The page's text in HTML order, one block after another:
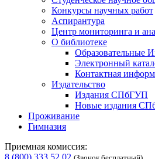
Конкурсы научных работ
Аспирантура
Центр мониторинга и
О библиотеке
Образовательные
Электронный
Контактная
Издательство
Издания СПбГУП
Новые издания
Проживание
Гимназия
Приемная комиссия:
8 (800) 333 52 02